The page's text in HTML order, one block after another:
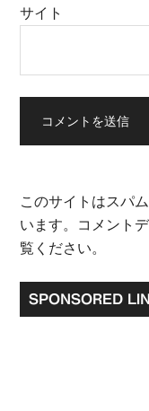
サイト
このサイトはスパ
います。 コメント
覧ください。
最
SPONSORED